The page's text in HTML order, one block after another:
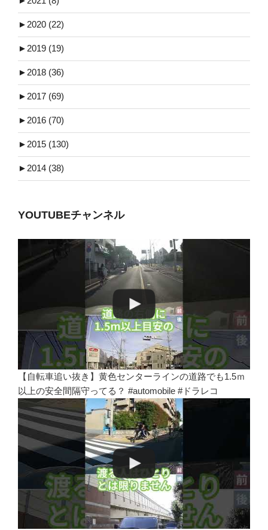
► 2020 (22)
► 2019 (19)
► 2018 (36)
► 2017 (69)
► 2016 (70)
► 2015 (130)
► 2014 (38)
YOUTUBEチャンネル
【自転車追い抜き】黄色センターラインの道路でも1.5ｍ
以上の安全間隔守ってる？ #automobile #ドラレコ